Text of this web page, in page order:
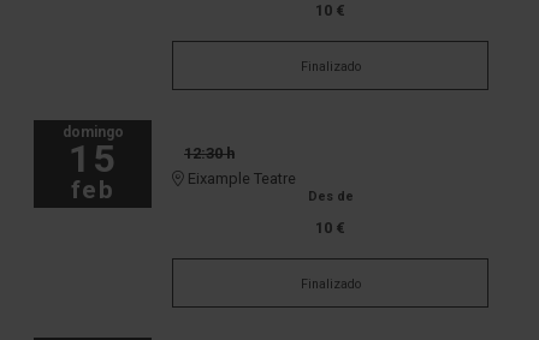
10 €
Finalizado
domingo
15
feb
12:30 h
Eixample Teatre
Des de
10 €
Finalizado